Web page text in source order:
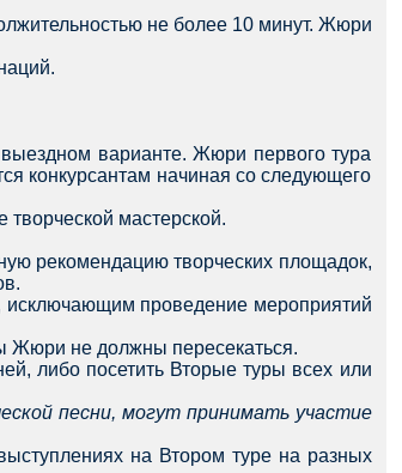
не более 10 минут. Жюри
варианте. Жюри первого тура
конкурсантам начиная со следующего
мастерской.
рекомендацию творческих площадок,
исключающим проведение мероприятий
Жюри не должны пересекаться.
либо посетить Вторые туры всех или
песни, могут принимать участие
на Втором туре на разных